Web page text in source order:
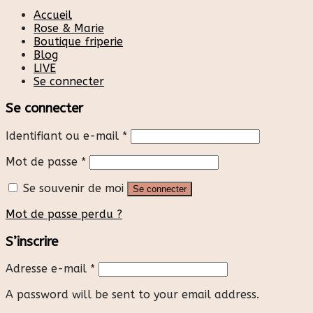
Accueil
Rose & Marie
Boutique friperie
Blog
LIVE
Se connecter
Se connecter
Identifiant ou e-mail *
Mot de passe *
Se souvenir de moi
Se connecter
Mot de passe perdu ?
S’inscrire
Adresse e-mail *
A password will be sent to your email address.